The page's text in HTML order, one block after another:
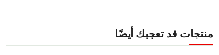
منتجات قد تعجبك أيضًا